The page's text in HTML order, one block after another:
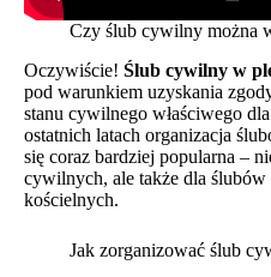
Czy ślub cywilny można
Oczywiście! Ślub cywilny w
pod warunkiem uzyskania
stanu cywilnego właściwego
ostatnich latach organizacja
się coraz bardziej popularna –
cywilnych, ale także dla
kościelnych.
Jak zorganizować ślub